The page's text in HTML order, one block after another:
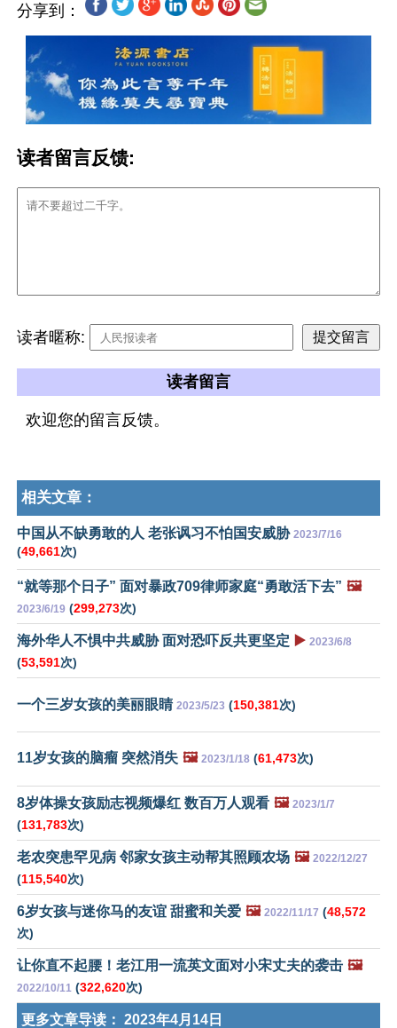
分享到：
读者留言反馈:
读者暱称:
读者留言
欢迎您的留言反馈。
相关文章：
中国从不缺勇敢的人 老张讽习不怕国安威胁 2023/7/16
(49,661次)
“就等那个日子” 面对暴政709律师家庭“勇敢活下去” 🖼️
2023/6/19 (299,273次)
海外华人不惧中共威胁 面对恐吓反共更坚定 ▶️ 2023/6/8
(53,591次)
一个三岁女孩的美丽眼睛 2023/5/23 (150,381次)
11岁女孩的脑瘤 突然消失 🖼️ 2023/1/18 (61,473次)
8岁体操女孩励志视频爆红 数百万人观看 🖼️ 2023/1/7
(131,783次)
老农突患罕见病 邻家女孩主动帮其照顾农场 🖼️ 2022/12/27
(115,540次)
6岁女孩与迷你马的友谊 甜蜜和关爱 🖼️ 2022/11/17 (48,572
次)
让你直不起腰！老江用一流英文面对小宋丈夫的袭击 🖼️
2022/10/11 (322,620次)
更多文章导读： 2023年4月14日